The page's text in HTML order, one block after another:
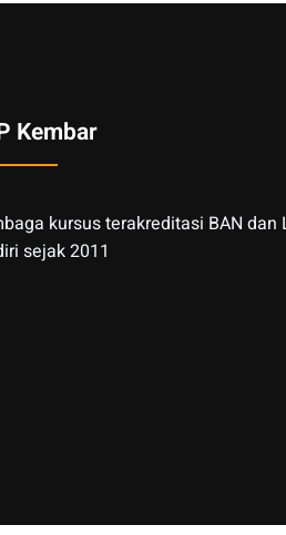
Kembar
kursus terakreditasi BAN dan
sejak 2011